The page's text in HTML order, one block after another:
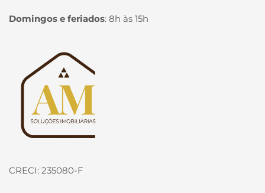
Domingos e feriados: 8h às 15h
Página inicial
CRECI: 235080-F